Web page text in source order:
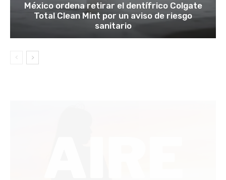
México ordena retirar el dentífrico Colgate
Total Clean Mint por un aviso de riesgo
sanitario